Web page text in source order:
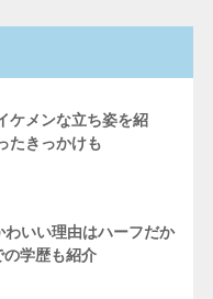
ケメンな立ち姿を紹
たきっかけも
いい理由はハーフだか
学歴も紹介